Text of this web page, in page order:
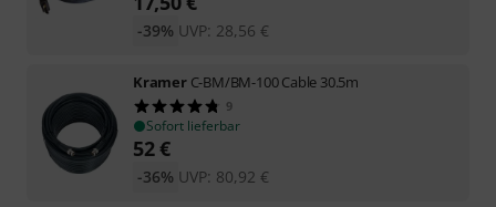
UVP: 28,56 €
-39%
Kramer C-BM/BM-100 Cable 30.5m
9
Sofort lieferbar
52€
UVP: 80,92 €
-36%